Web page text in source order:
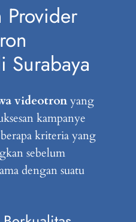
Surabaya
videotronyang
kampanye
kriteria yang
sebelum
dengan suatu